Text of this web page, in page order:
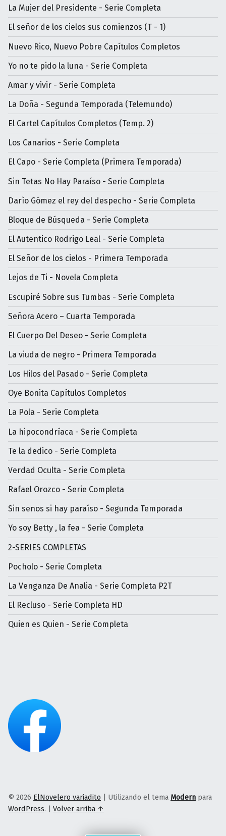
La Mujer del Presidente - Serie Completa
El señor de los cielos sus comienzos (T - 1)
Nuevo Rico, Nuevo Pobre Capítulos Completos
Yo no te pido la luna - Serie Completa
Amar y vivir - Serie Completa
La Doña - Segunda Temporada (Telemundo)
El Cartel Capítulos Completos (Temp. 2)
Los Canarios - Serie Completa
El Capo - Serie Completa (Primera Temporada)
Sin Tetas No Hay Paraíso - Serie Completa
Darìo Gómez el rey del despecho - Serie Completa
Bloque de Búsqueda - Serie Completa
El Autentico Rodrigo Leal - Serie Completa
El Señor de los cielos - Primera Temporada
Lejos de Ti - Novela Completa
Escupiré Sobre sus Tumbas - Serie Completa
Señora Acero – Cuarta Temporada
El Cuerpo Del Deseo - Serie Completa
La viuda de negro - Primera Temporada
Los Hilos del Pasado - Serie Completa
Oye Bonita Capítulos Completos
La Pola - Serie Completa
La hipocondríaca - Serie Completa
Te la dedico - Serie Completa
Verdad Oculta - Serie Completa
Rafael Orozco - Serie Completa
Sin senos si hay paraíso - Segunda Temporada
Yo soy Betty , la fea - Serie Completa
2-SERIES COMPLETAS
Pocholo - Serie Completa
La Venganza De Analia - Serie Completa P2T
El Recluso - Serie Completa HD
Quien es Quien - Serie Completa
© 2026 ElNovelero variadito | Utilizando el tema Modern para
WordPress. | Volver arriba ↑